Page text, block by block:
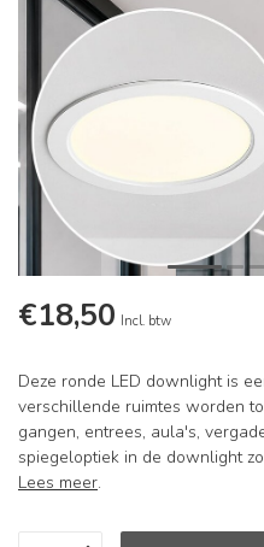
€18,50 Incl. btw
Deze ronde LED downlight is
verschillende ruimtes worden
gangen, entrees, aula's,
spiegeloptiek in de downlight
Lees meer.